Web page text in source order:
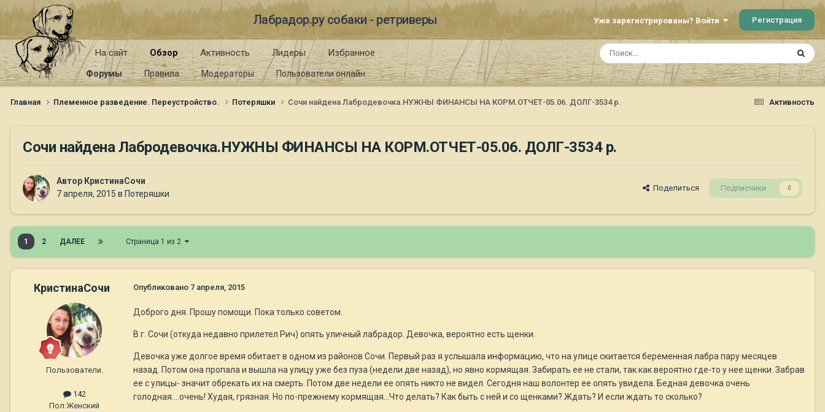
Лабрадор.ру собаки - ретриверы Уже зарегистрированы? Войти Регистрация
На сайт Обзор
Форумы Правила Модераторы Пользователи онлайн
Активность Лидеры Избранное
Активность
Главная Племенное разведение. Переустройство. Потеряшки Сочи найдена Лабродевочка.НУЖНЫ ФИНАНСЫ НА КОРМ.ОТЧЕТ-05.06. ДОЛГ-3534 р.
Сочи найдена Лабродевочка.НУЖНЫ ФИНАНСЫ НА КОРМ.ОТЧЕТ-05.06. ДОЛГ-3534 р.
Автор КристинаСочи
7 апреля, 2015 в Потеряшки
Поделиться Подписчики 0
1 2 ДАЛЕЕ Страница 1 из 2
КристинаСочи
Пользователи.
142
Пол:Женский
Опубликовано 7 апреля, 2015
Доброго дня. Прошу помощи. Пока только советом.
В г. Сочи (откуда недавно прилетел Рич) опять уличный лабрадор. Девочка, вероятно есть щенки.
Девочка уже долгое время обитает в одном из районов Сочи. Первый раз я услышала информацию, что на улице скитается беременная лабра пару месяцев
назад. Потом она пропала и вышла на улицу уже без пуза (недели две назад), но явно кормящая. Забирать ее не стали, так как вероятно где-то у нее щенки. Забрав
ее с улицы- значит обрекать их на смерть. Потом две недели ее опять никто не видел. Сегодня наш волонтер ее опять увидела. Бедная девочка очень
голодная....очень! Худая, грязная. Но по-прежнему кормящая...Что делать? Как быть с ней и со щенками? Ждать? И если ждать то сколько?